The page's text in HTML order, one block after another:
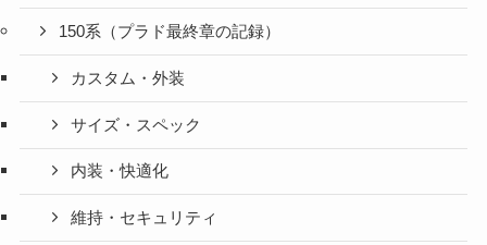
150系（プラド最終章の記録）
カスタム・外装
サイズ・スペック
内装・快適化
維持・セキュリティ